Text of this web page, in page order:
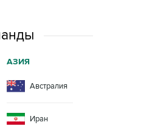
АЗИЯ
Австралия
Иран